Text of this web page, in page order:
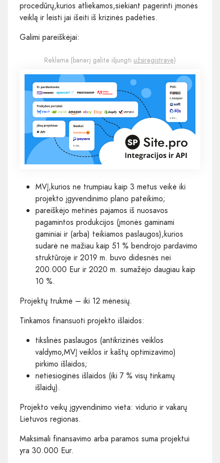
procedūrų,kurios atliekamos,siekiant pagerinti įmonės
veiklą ir leisti jai išeiti iš krizinės padėties.
Galimi pareiškėjai:
Reklama (banerį galite išjungti užsiregistravę)
MVĮ,kurios ne trumpiau kaip 3 metus veikė iki
projekto įgyvendinimo plano pateikimo;
pareiškėjo metinės pajamos iš nuosavos
pagamintos produkcijos (įmonės gaminami
gaminiai ir (arba) teikiamos paslaugos),kurios
sudarė ne mažiau kaip 51 % bendrojo pardavimo
struktūroje ir 2019 m. buvo didesnės nei
200.000 Eur ir 2020 m. sumažėjo daugiau kaip
10 %.
Projektų trukmė – iki 12 mėnesių.
Tinkamos finansuoti projekto išlaidos:
tikslinės paslaugos (antikrizinės veiklos
valdymo,MVĮ veiklos ir kaštų optimizavimo)
pirkimo išlaidos;
netiesioginės išlaidos (iki 7 % visų tinkamų
išlaidų).
Projekto veikų įgyvendinimo vieta: vidurio ir vakarų
Lietuvos regionas.
Maksimali finansavimo arba paramos suma projektui
yra 30.000 Eur.